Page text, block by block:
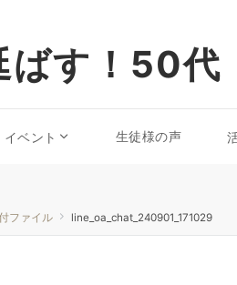
ばす！50
ベント 生徒様の声
ファイル line_oa_chat_240901_171029